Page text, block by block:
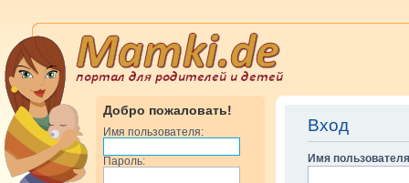
Добро пожаловать!
Имя пользователя:
Пароль:
Вход
Имя